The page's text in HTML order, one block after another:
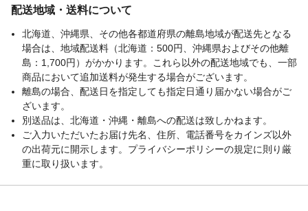
配送地域・送料について
北海道、沖縄県、その他各都道府県の離島地域が配送先となる
場合は、地域配送料（北海道：500円、沖縄県およびその他離
島：1,700円）がかかります。これら以外の配送地域でも、一部
商品において追加送料が発生する場合がございます。
離島の場合、配送日を指定しても指定日通り届かない場合がご
ざいます。
別送品は、北海道・沖縄・離島への配送は致しかねます。
ご入力いただいたお届け先名、住所、電話番号をカインズ以外
の出荷元に開示します。プライバシーポリシーの規定に則り厳
重に取り扱います。